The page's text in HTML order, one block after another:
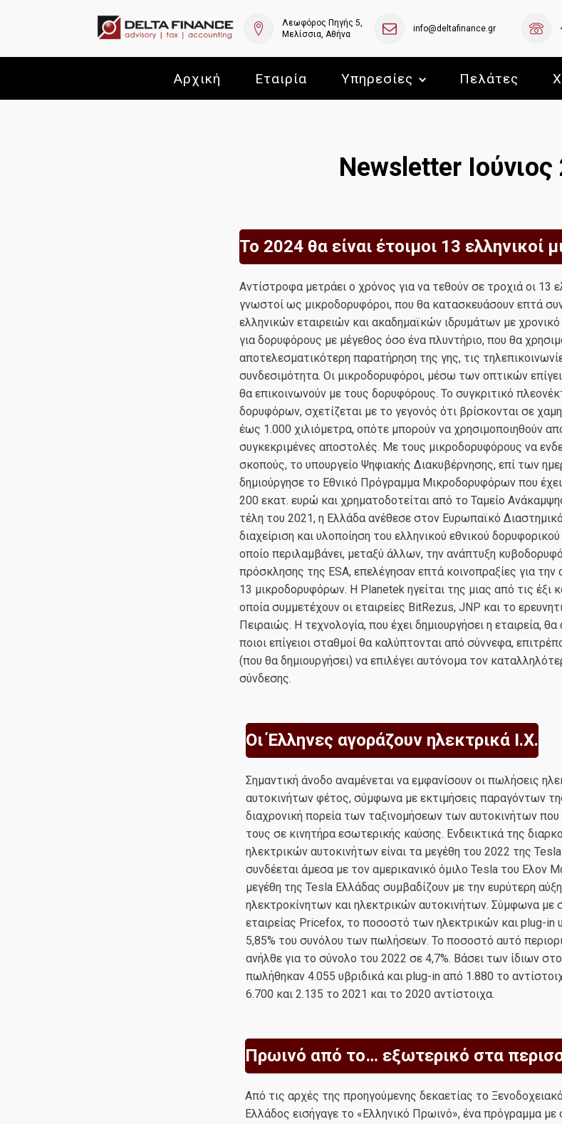
Λεωφόρος Πηγής 5,
Μελίσσια, Αθήνα
info@deltafinance.gr
Αρχική Εταιρία Υπηρεσίες Πελάτες
Newsletter
Το 2024 θα είναι έτοιμοι 13 ελληνικοί
Αντίστροφα μετράει ο χρόνος για να τεθούν σε τροχιά οι 13
γνωστοί ως μικροδορυφόροι, που θα κατασκευάσουν επτά
ελληνικών εταιρειών και ακαδημαϊκών ιδρυμάτων με
για δορυφόρους με μέγεθος όσο ένα πλυντήριο, που θα
αποτελεσματικότερη παρατήρηση της γης, τις
συνδεσιμότητα. Οι μικροδορυφόροι, μέσω των οπτικών
θα επικοινωνούν με τους δορυφόρους. Το συγκριτικό
δορυφόρων, σχετίζεται με το γεγονός ότι βρίσκονται σε
έως 1.000 χιλιόμετρα, οπότε μπορούν να χρησιμοποιηθούν
συγκεκριμένες αποστολές. Με τους μικροδορυφόρους να
σκοπούς, το υπουργείο Ψηφιακής Διακυβέρνησης, επί των
δημιούργησε το Εθνικό Πρόγραμμα Μικροδορυφόρων που
200 εκατ. ευρώ και χρηματοδοτείται από το Ταμείο
τέλη του 2021, η Ελλάδα ανέθεσε στον Ευρωπαϊκό
διαχείριση και υλοποίηση του ελληνικού εθνικού
οποίο περιλαμβάνει, μεταξύ άλλων, την ανάπτυξη
πρόσκλησης της ESA, επελέγησαν επτά κοινοπραξίες για
13 μικροδορυφόρων. Η Planetek ηγείται της μιας από τις έξι
οποία συμμετέχουν οι εταιρείες BitRezus, JNP και το
Πειραιώς. Η τεχνολογία, που έχει δημιουργήσει η εταιρεία,
ποιοι επίγειοι σταθμοί θα καλύπτονται από σύννεφα,
(που θα δημιουργήσει) να επιλέγει αυτόνομα τον
σύνδεσης.
Οι Έλληνες αγοράζουν ηλεκτρικά Ι.Χ.
Σημαντική άνοδο αναμένεται να εμφανίσουν οι πωλήσεις
αυτοκινήτων φέτος, σύμφωνα με εκτιμήσεις παραγόντων
διαχρονική πορεία των ταξινομήσεων των αυτοκινήτων που
τους σε κινητήρα εσωτερικής καύσης. Ενδεικτικά της
ηλεκτρικών αυτοκινήτων είναι τα μεγέθη του 2022 της
συνδέεται άμεσα με τον αμερικανικό όμιλο Tesla του Ελον
μεγέθη της Tesla Ελλάδας συμβαδίζουν με την ευρύτερη
ηλεκτροκίνητων και ηλεκτρικών αυτοκινήτων. Σύμφωνα με
εταιρείας Pricefox, το ποσοστό των ηλεκτρικών και plug-in
5,85% του συνόλου των πωλήσεων. Το ποσοστό αυτό
ανήλθε για το σύνολο του 2022 σε 4,7%. Βάσει των ίδιων
πωλήθηκαν 4.055 υβριδικά και plug-in από 1.880 το
6.700 και 2.135 το 2021 και το 2020 αντίστοιχα.
Πρωινό από το… εξωτερικό στα
Από τις αρχές της προηγούμενης δεκαετίας το
Ελλάδος εισήγαγε το «Ελληνικό Πρωινό», ένα πρόγραμμα με